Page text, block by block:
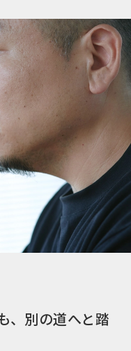
、別の道へと踏